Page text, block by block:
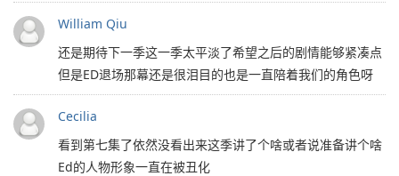
William Qiu
还是期待下一季这一季太平淡了希望之后的剧情能够紧凑点
但是ED退场那幕还是很泪目的也是一直陪着我们的角色呀
Cecilia
看到第七集了依然没看出来这季讲了个啥或者说准备讲个啥
Ed的人物形象一直在被丑化